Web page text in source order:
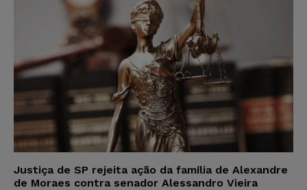
Justiça de SP rejeita ação da família de Alexandre
de Moraes contra senador Alessandro Vieira